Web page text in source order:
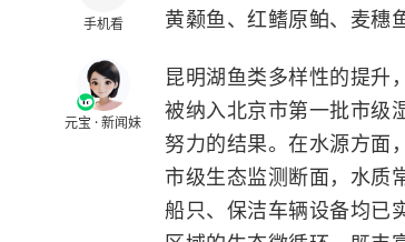
手机看
元宝 · 新闻妹
黄颡鱼、红鳍原鲌、麦穗
昆明湖鱼类多样性的提升
被纳入北京市第一批市级
努力的结果。在水源方面
市级生态监测断面，水质
船只、保洁车辆设备均已